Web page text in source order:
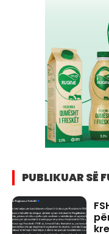
PUBLIKUAR SË